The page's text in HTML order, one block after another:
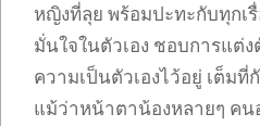
หญิงที่ลุย พร้อมปะทะกับทุกเ
มั่นใจในตัวเอง ชอบการแต่
ความเป็นตัวเองไว้อยู่ เต็มที่
แม้ว่าหน้าตาน้องหลายๆ คน